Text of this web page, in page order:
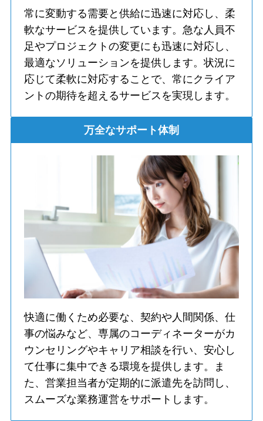
常に変動する需要と供給に迅速に対応し、柔
軟なサービスを提供しています。急な人員不
足やプロジェクトの変更にも迅速に対応し、
最適なソリューションを提供します。状況に
応じて柔軟に対応することで、常にクライア
ントの期待を超えるサービスを実現します。
万全なサポート体制
快適に働くため必要な、契約や人間関係、仕
事の悩みなど、専属のコーディネーターがカ
ウンセリングやキャリア相談を行い、安心し
て仕事に集中できる環境を提供します。ま
た、営業担当者が定期的に派遣先を訪問し、
スムーズな業務運営をサポートします。